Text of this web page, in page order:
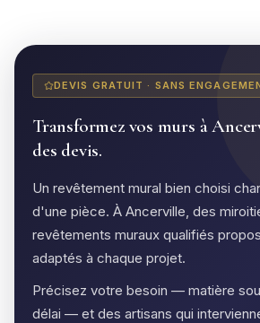
DEVIS GRATUIT · SANS
Transformez vos murs à
des devis.
Un revêtement mural bien choisi
d'une pièce. À Ancerville, des
revêtements muraux qualifiés
adaptés à chaque projet.
Précisez votre besoin — matière
délai — et des artisans qui